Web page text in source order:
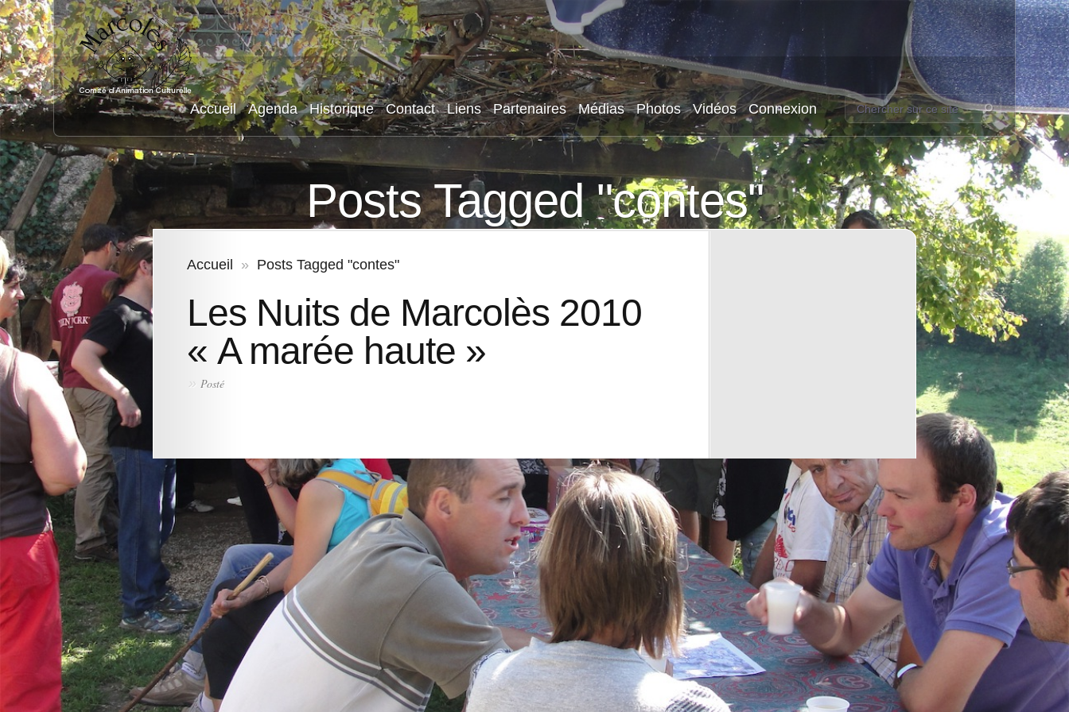
Accueil Agenda Historique Contact Liens Partenaires Médias Photos Vidéos Connexion
Posts Tagged "contes"
Accueil » Posts Tagged "contes"
Les Nuits de Marcolès 2010
« A marée haute »
» Posté